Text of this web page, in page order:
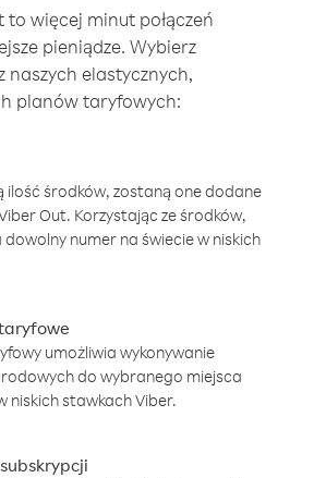
to więcej minut połączeń
pieniądze. Wybierz
naszych elastycznych,
planów taryfowych:
ilość środków, zostaną one dodane
Out. Korzystając ze środków,
dowolny numer na świecie w niskich
umożliwia wykonywanie
do wybranego miejsca
niskich stawkach Viber.